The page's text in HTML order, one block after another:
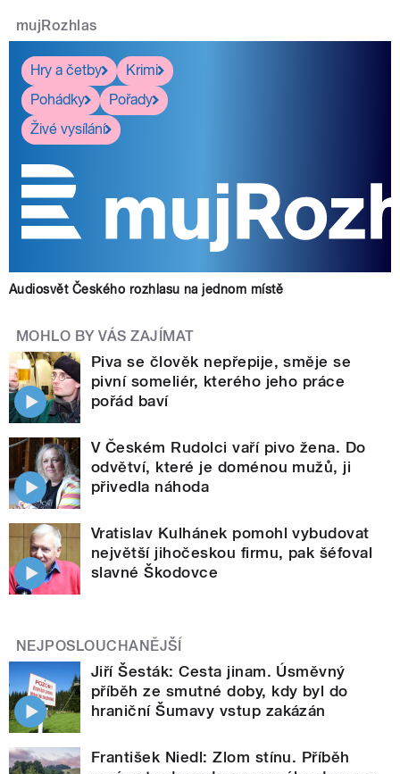
mujRozhlas
Hry a četby
Krimi
Pohádky
Pořady
Živé vysílání
Audiosvět Českého rozhlasu na jednom místě
MOHLO BY VÁS ZAJÍMAT
Piva se člověk nepřepije, směje se
pivní someliér, kterého jeho práce
pořád baví
V Českém Rudolci vaří pivo žena. Do
odvětví, které je doménou mužů, ji
přivedla náhoda
Vratislav Kulhánek pomohl vybudovat
největší jihočeskou firmu, pak šéfoval
slavné Škodovce
NEJPOSLOUCHANĚJŠÍ
Jiří Šesták: Cesta jinam. Úsměvný
příběh ze smutné doby, kdy byl do
hraniční Šumavy vstup zakázán
František Niedl: Zlom stínu. Příběh